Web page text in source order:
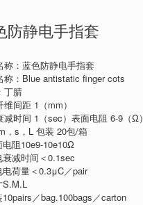
防静电手指套
称：蓝色防静电手指套
称：Blue antistatic finger cots
丁腈
维间距 1（mm）
减时间 1（sec）表面电阻 6-9（Ω）
，s，L 包装 20包/箱
电阻10e9-10e10Ω
衰减时间＜0.1sec
电荷量＜0.3μC／pair
S.M.L
10pairs／bag.100bags／carton